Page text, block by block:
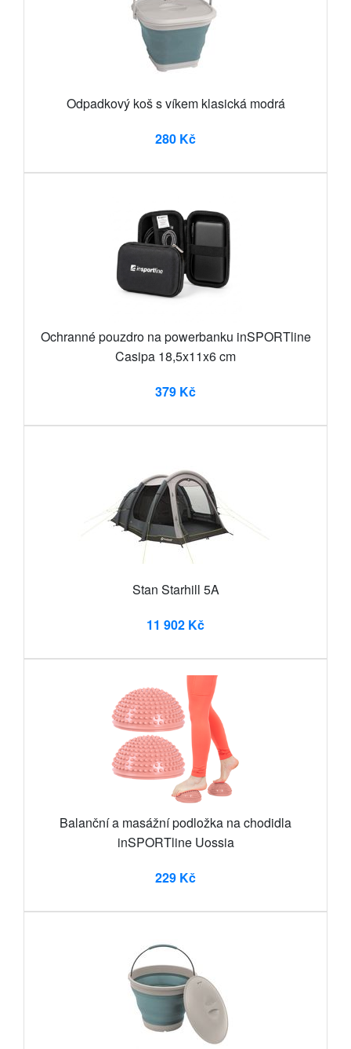
Odpadkový koš s víkem klasická modrá
280 Kč
Ochranné pouzdro na powerbanku inSPORTline
Casipa 18,5x11x6 cm
379 Kč
Stan Starhill 5A
11 902 Kč
Balanční a masážní podložka na chodidla
inSPORTline Uossia
229 Kč